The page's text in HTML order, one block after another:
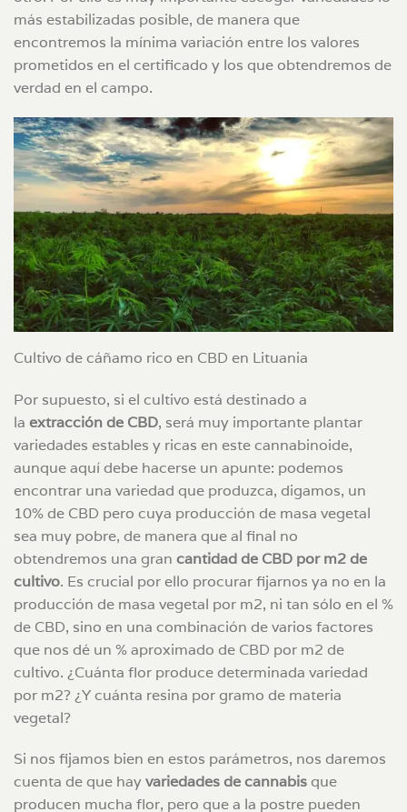
más estabilizadas posible, de manera que
encontremos la mínima variación entre los valores
prometidos en el certificado y los que obtendremos de
verdad en el campo.
Cultivo de cáñamo rico en CBD en Lituania
Por supuesto, si el cultivo está destinado a
la extracción de CBD, será muy importante plantar
variedades estables y ricas en este cannabinoide,
aunque aquí debe hacerse un apunte: podemos
encontrar una variedad que produzca, digamos, un
10% de CBD pero cuya producción de masa vegetal
sea muy pobre, de manera que al final no
obtendremos una gran cantidad de CBD por m2 de
cultivo. Es crucial por ello procurar fijarnos ya no en la
producción de masa vegetal por m2, ni tan sólo en el %
de CBD, sino en una combinación de varios factores
que nos dé un % aproximado de CBD por m2 de
cultivo. ¿Cuánta flor produce determinada variedad
por m2? ¿Y cuánta resina por gramo de materia
vegetal?
Si nos fijamos bien en estos parámetros, nos daremos
cuenta de que hayvariedades de cannabisque
producen mucha flor, pero que a la postre pueden